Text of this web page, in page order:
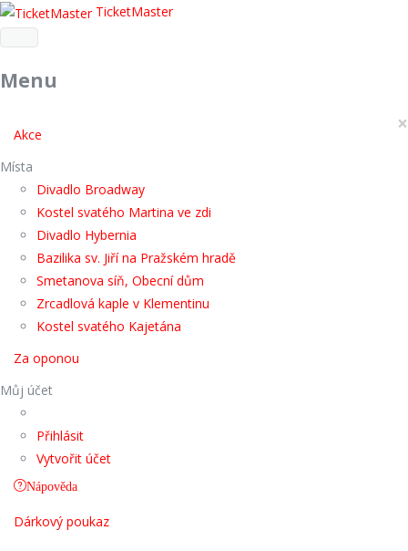
TicketMaster
Menu
×
Akce
Místa
Divadlo Broadway
Kostel svatého Martina ve zdi
Divadlo Hybernia
Bazilika sv. Jiří na Pražském hradě
Smetanova síň, Obecní dům
Zrcadlová kaple v Klementinu
Kostel svatého Kajetána
Za oponou
Můj účet
Přihlásit
Vytvořit účet
Nápověda
Dárkový poukaz